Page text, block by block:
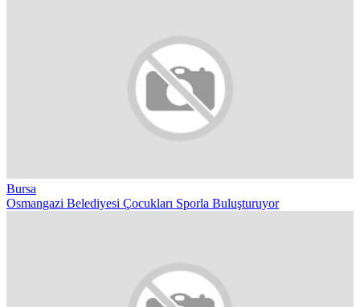
Bursa
Osmangazi Belediyesi Çocukları Sporla Buluşturuyor